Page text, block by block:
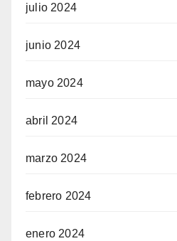
julio 2024
junio 2024
mayo 2024
abril 2024
marzo 2024
febrero 2024
enero 2024